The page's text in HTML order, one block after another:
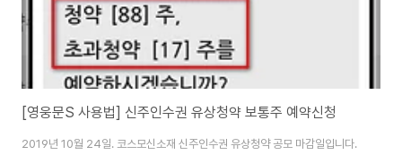
[영웅문S 사용법] 신주인수권 유상청약 보통주 예약신청
2019년 10월 24일. 코스모신소재 신주인수권 유상청약 공모 마감일입니다.